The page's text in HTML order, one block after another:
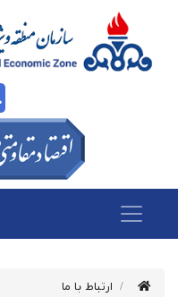
ارتباط با ما